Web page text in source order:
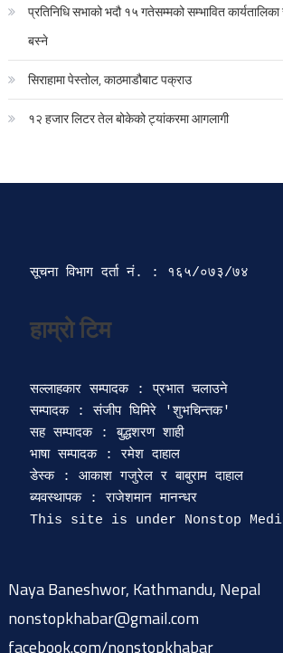
प्रतिनिधि सभाको भदौ १५ गतेसम्मको सम्भावित
बस्ने
सिराहामा पेस्तोल, काठमाडौबाट पक्राउ
१२ हजार लिटर तेल बोकेको ट्यांकरमा आगलागी
सूचना विभाग दर्ता‍ नं. : १६५/०७३/७४
हाम्रो टिम
सल्लाहकार सम्पादक : प्रभात चलाउने
सम्पादक : संजीप घिमिरे 'शुभचिन्तक'
सह सम्पादक : बुद्धशरण शाही
भाषा सम्पादक : रमेश दाहाल
डेस्क : आकाश गजुरेल र बाबुराम दाहाल
ब्यवस्थापक : राजेशमान मानन्धर
Naya Baneshwor, Kathmandu, Nepal
nonstopkhabar@gmail.com
facebook.com/nonstopkhabar